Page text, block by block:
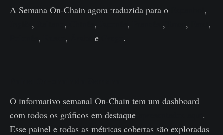
A Semana On-Chain agora traduzida para o
,
, , , , , ,
,
, , e .
O informativo semanal On-Chain tem um dashboard
com todos os gráficos em destaque
.
Esse painel e todas as métricas cobertas são exploradas